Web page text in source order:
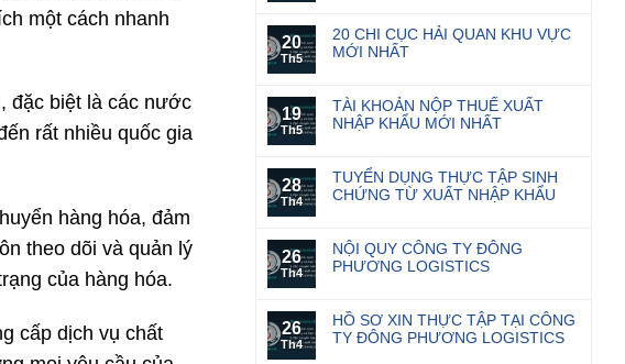
một cách nhanh
đặc biệt là các nước
rất nhiều quốc gia
hàng hóa, đảm
theo dõi và quản lý
của hàng hóa.
cấp dịch vụ chất
20
Th5
20 CHI CỤC HẢI QUAN KHU VỰC
MỚI NHẤT
19
Th5
TÀI KHOẢN NỘP THUẾ XUẤT
NHẬP KHẨU MỚI NHẤT
28
Th4
TUYỂN DỤNG THỰC TẬP SINH
CHỨNG TỪ XUẤT NHẬP KHẨU
26
Th4
NỘI QUY CÔNG TY ĐÔNG
PHƯƠNG LOGISTICS
26
Th4
HỒ SƠ XIN THỰC TẬP TẠI CÔNG
TY ĐÔNG PHƯƠNG LOGISTICS